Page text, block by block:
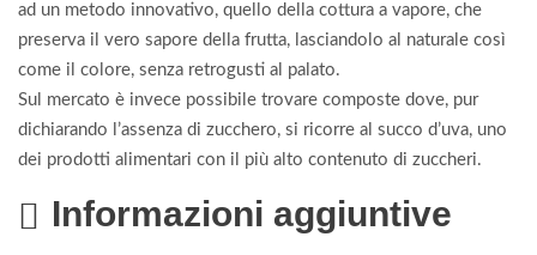
ad un metodo innovativo, quello della cottura a vapore, che
preserva il vero sapore della frutta, lasciandolo al naturale così
come il colore, senza retrogusti al palato.
Sul mercato è invece possibile trovare composte dove, pur
dichiarando l’assenza di zucchero, si ricorre al succo d’uva, uno
dei prodotti alimentari con il più alto contenuto di zuccheri.
Informazioni aggiuntive